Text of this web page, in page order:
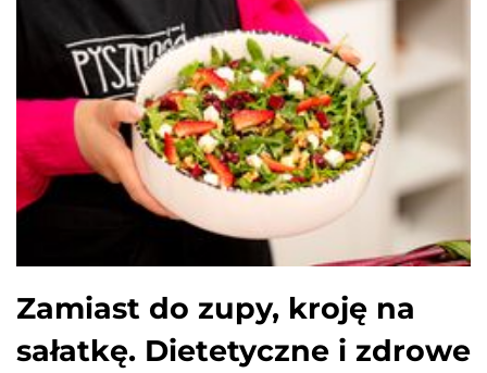
Zamiast do zupy, kroję na
sałatkę. Dietetyczne i zdrowe